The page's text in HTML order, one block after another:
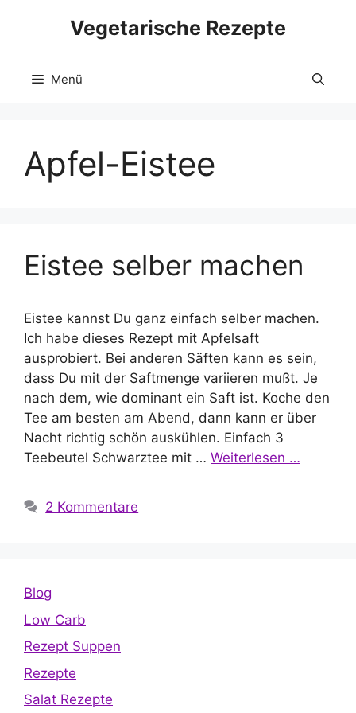
Vegetarische Rezepte
Menü
Apfel-Eistee
Eistee selber machen
Eistee kannst Du ganz einfach selber machen.
Ich habe dieses Rezept mit Apfelsaft
ausprobiert. Bei anderen Säften kann es sein,
dass Du mit der Saftmenge variieren mußt. Je
nach dem, wie dominant ein Saft ist. Koche den
Tee am besten am Abend, dann kann er über
Nacht richtig schön auskühlen. Einfach 3
Teebeutel Schwarztee mit … Weiterlesen …
2 Kommentare
Blog
Low Carb
Rezept Suppen
Rezepte
Salat Rezepte